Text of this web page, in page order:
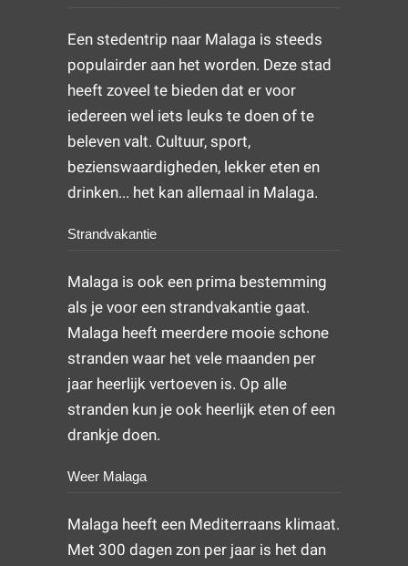
Een stedentrip naar Malaga is steeds
populairder aan het worden. Deze stad
heeft zoveel te bieden dat er voor
iedereen wel iets leuks te doen of te
beleven valt. Cultuur, sport,
bezienswaardigheden, lekker eten en
drinken... het kan allemaal in Malaga.
Strandvakantie
Malaga is ook een prima bestemming
als je voor een strandvakantie gaat.
Malaga heeft meerdere mooie schone
stranden waar het vele maanden per
jaar heerlijk vertoeven is. Op alle
stranden kun je ook heerlijk eten of een
drankje doen.
Weer Malaga
Malaga heeft een Mediterraans klimaat.
Met 300 dagen zon per jaar is het dan